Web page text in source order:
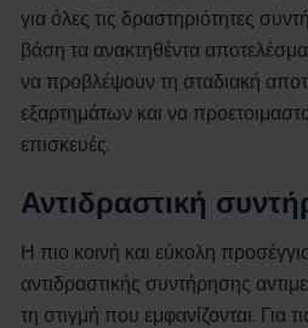
για όλες τις δραστηριότητες
βάση τα ανακτηθέντα
να προβλέψουν τη σταδιακή
εξαρτημάτων και να
επισκευές.
Αντιδραστική
Η πιο κοινή και εύκολη
αντιδραστικής συντήρησης
τη στιγμή που εμφανίζονται. Για